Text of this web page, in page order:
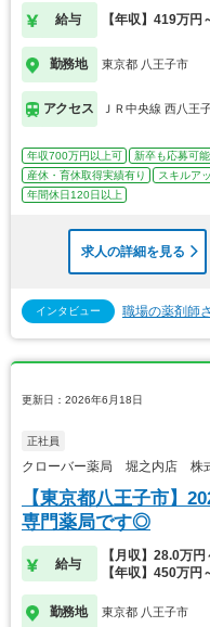
給与 【年収】419万
勤務地 東京都 八王子市
アクセス ＪＲ中央線 西八王
年収700万円以上可 新卒も応募可能
産休・育休取得実績有り
スキルア
年間休日120日以上
求人の詳細を見る
インタビュー 職場の薬剤師
更新日：2026年6月18日
正社員
クローバー薬局 堀之内店 株
【東京都八王子市】
専門薬局です◎
給与
【月収】28.0万
【年収】450万円
勤務地 東京都 八王子市